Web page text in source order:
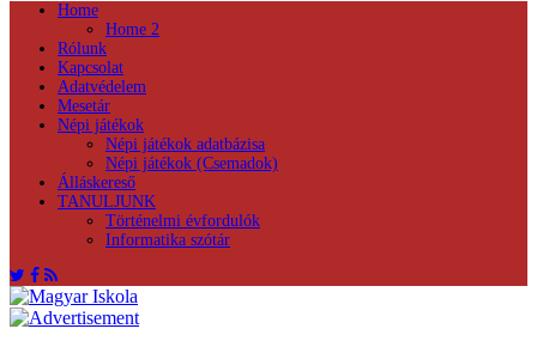
Home
Home 2
Rólunk
Kapcsolat
Adatvédelem
Mesetár
Népi játékok
Népi játékok adatbázisa
Népi játékok (Csemadok)
Álláskereső
TANULJUNK
Történelmi évfordulók
Informatika szótár